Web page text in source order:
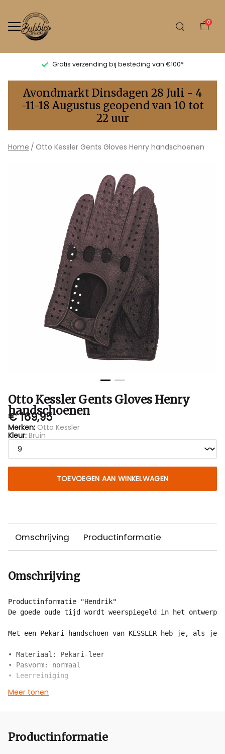
0
Gratis verzending bij besteding van €100*
Otto
Kessler
Gents
Gloves
handschoenen
Bubbles
Avondmarkt Dinsdagen 28 Juli - 4
-11-18 Augustus geopend van 10 tot
22 uur
Home Otto Kessler Gents Gloves Henry handschoenen
Otto Kessler Gents Gloves Henry
handschoenen
€ 169,95
Merken: Otto Kessler
Kleur: Bruin
TOEVOEGEN AAN WINKELWAGEN
Omschrijving Productinformatie
Omschrijving
Productinformatie "Hendrik"
De goede oude tijd wordt weerspiegeld in het ontwerp
Met een Pekari-handschoen van KESSLER heb je, als
• Materiaal: Pekari-leer
• Pasvorm: normaal
• Leerreiniging
Meer tonen
Productinformatie